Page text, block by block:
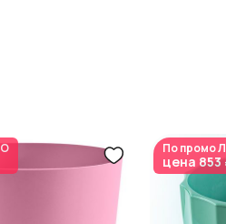
По промо
цена 853